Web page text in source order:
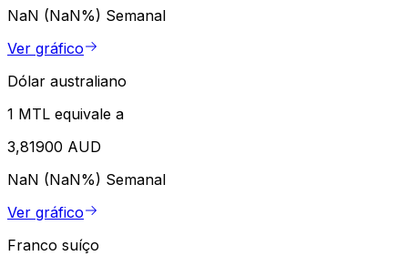
NaN (NaN%) Semanal
Ver gráfico
Dólar australiano
1 MTL equivale a
3,81900 AUD
NaN (NaN%) Semanal
Ver gráfico
Franco suíço